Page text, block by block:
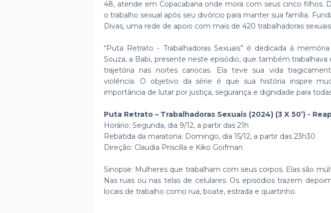
48, atende em Copacabana onde mora com seus cinco filhos.
o trabalho sexual após seu divórcio para manter sua família.
Divas, uma rede de apoio com mais de 420 trabalhadoras
“Puta Retrato - Trabalhadoras Sexuais” é dedicada à
Souza, a Babi, presente neste episódio, que também trabalhava
trajetória nas noites cariocas. Ela teve sua vida
violência. O objetivo da série é que sua história inspire
importância de lutar por justiça, segurança e dignidade para
Puta Retrato – Trabalhadoras Sexuais (2024) (3 X 50’) -
Horário: Segunda, dia 9/12, a partir das 21h
Rebatida da maratona: Domingo, dia 15/12, a partir das 23h30
Direção: Claudia Priscilla e Kiko Goifman
Sinopse: Mulheres que trabalham com seus corpos. Elas são
Nas ruas ou nas telas de celulares. Os episódios trazem
locais de trabalho como rua, boate, estrada e quartinho.